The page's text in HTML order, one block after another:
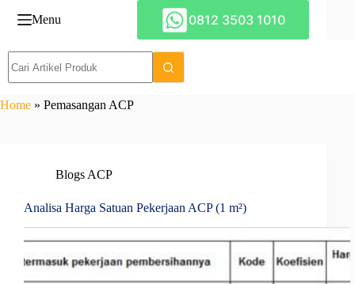
Menu 0812 3503 1010
Home » Pemasangan ACP
Blogs ACP
Analisa Harga Satuan Pekerjaan ACP (1 m²)